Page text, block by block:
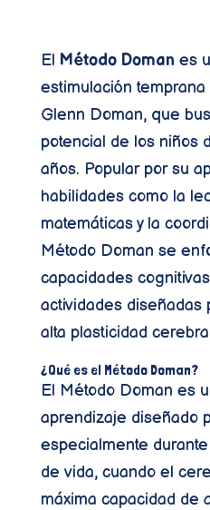
El Método Doman es
estimulación
Glenn Doman, que
potencial de los niños
años. Popular por su
habilidades como la
matemáticas y la
Método Doman se
capacidades
actividades diseñadas
alta plasticidad
¿Qué es el Método Doman?
El Método Doman es
aprendizaje diseñado
especialmente
de vida, cuando el
máxima capacidad de